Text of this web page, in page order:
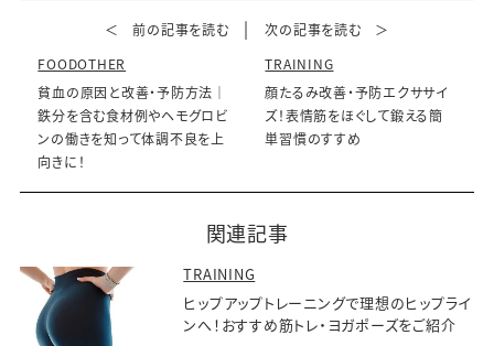
＜ 前の記事を読む
FOODOTHER
貧血の原因と改善・予防方法｜
鉄分を含む食材例やヘモグロビ
ンの働きを知って体調不良を上
向きに！
次の記事を読む ＞
TRAINING
顔たるみ改善・予防エクササイ
ズ！表情筋をほぐして鍛える簡
単習慣のすすめ
関連記事
TRAINING
ヒップアップトレーニングで理想のヒップライ
ンへ！おすすめ筋トレ・ヨガポーズをご紹介